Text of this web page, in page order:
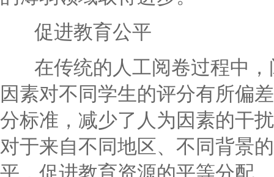
促进教育公平
在传统的人工阅卷过程中，
因素对不同学生的评分有所偏
分标准，减少了人为因素的干
对于来自不同地区、不同背景
平，促进教育资源的平等分配。